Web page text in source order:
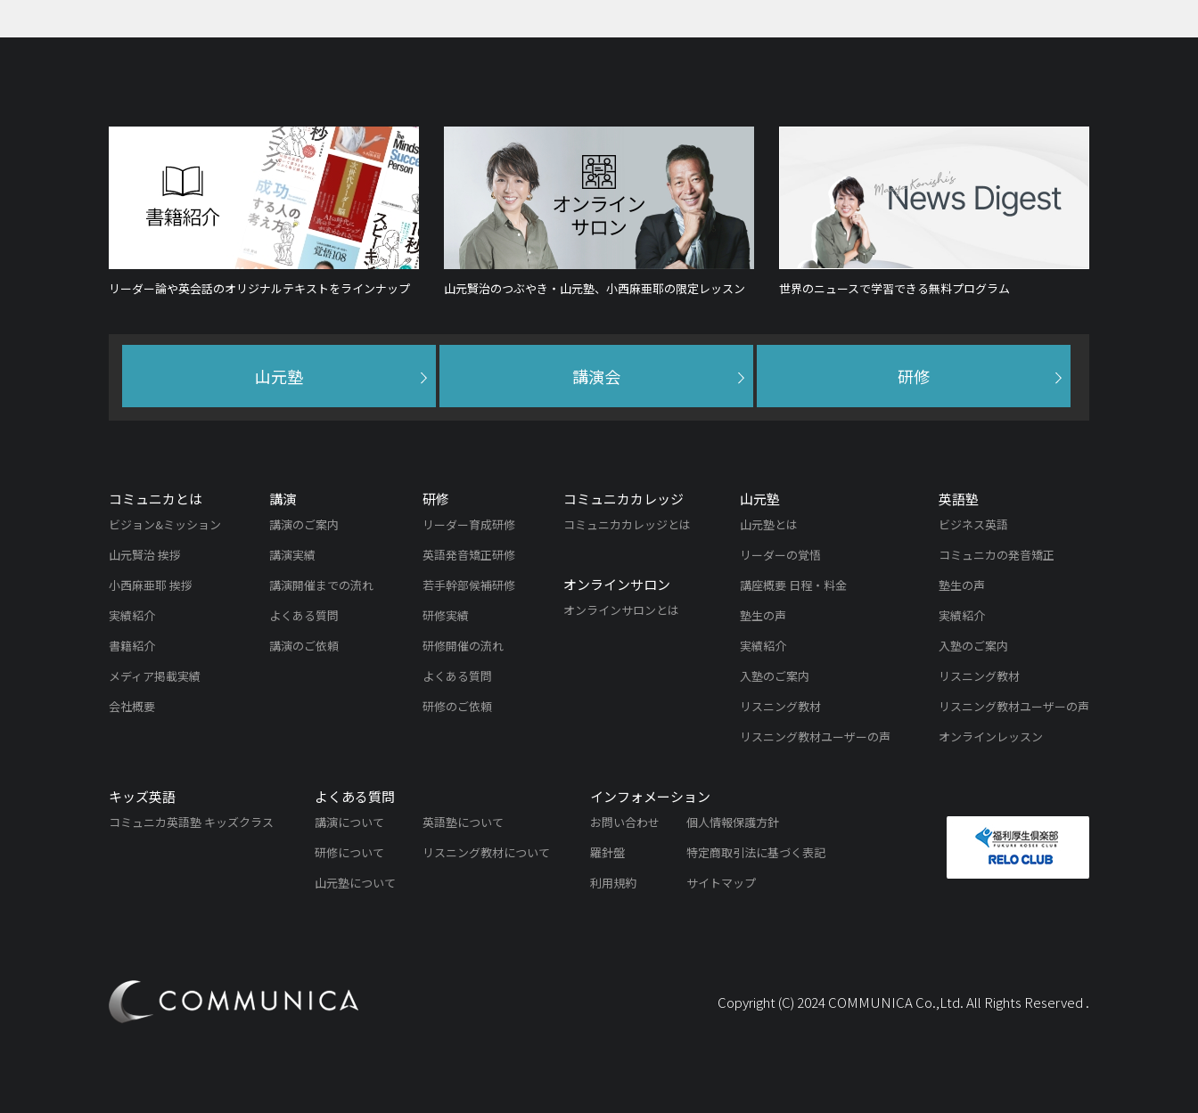
リーダー論や英会話のオリジナルテキストをラインナップ 山元賢治のつぶやき・山元塾、小西麻亜耶の限定レッスン 世界のニュースで学習できる無料プログラム
山元塾 講演会 研修
コミュニカとは
ビジョン&ミッション
山元賢治 挨拶
小西麻亜耶 挨拶
実績紹介
書籍紹介
メディア掲載実績
会社概要
講演
講演のご案内
講演実績
講演開催までの流れ
よくある質問
講演のご依頼
研修
リーダー育成研修
英語発音矯正研修
若手幹部候補研修
研修実績
研修開催の流れ
よくある質問
研修のご依頼
コミュニカカレッジ
コミュニカカレッジとは
オンラインサロン
オンラインサロンとは
山元塾
山元塾とは
リーダーの覚悟
講座概要 日程・料金
塾生の声
実績紹介
入塾のご案内
リスニング教材
リスニング教材ユーザーの声
英語塾
ビジネス英語
コミュニカの発音矯正
塾生の声
実績紹介
入塾のご案内
リスニング教材
リスニング教材ユーザーの声
オンラインレッスン
キッズ英語
コミュニカ英語塾 キッズクラス
よくある質問
講演について
研修について
山元塾について
英語塾について
リスニング教材について
インフォメーション
お問い合わせ
羅針盤
利用規約
個人情報保護方針
特定商取引法に基づく表記
サイトマップ
Copyright (C) 2024 COMMUNICA Co.,Ltd. All Rights Reserved .